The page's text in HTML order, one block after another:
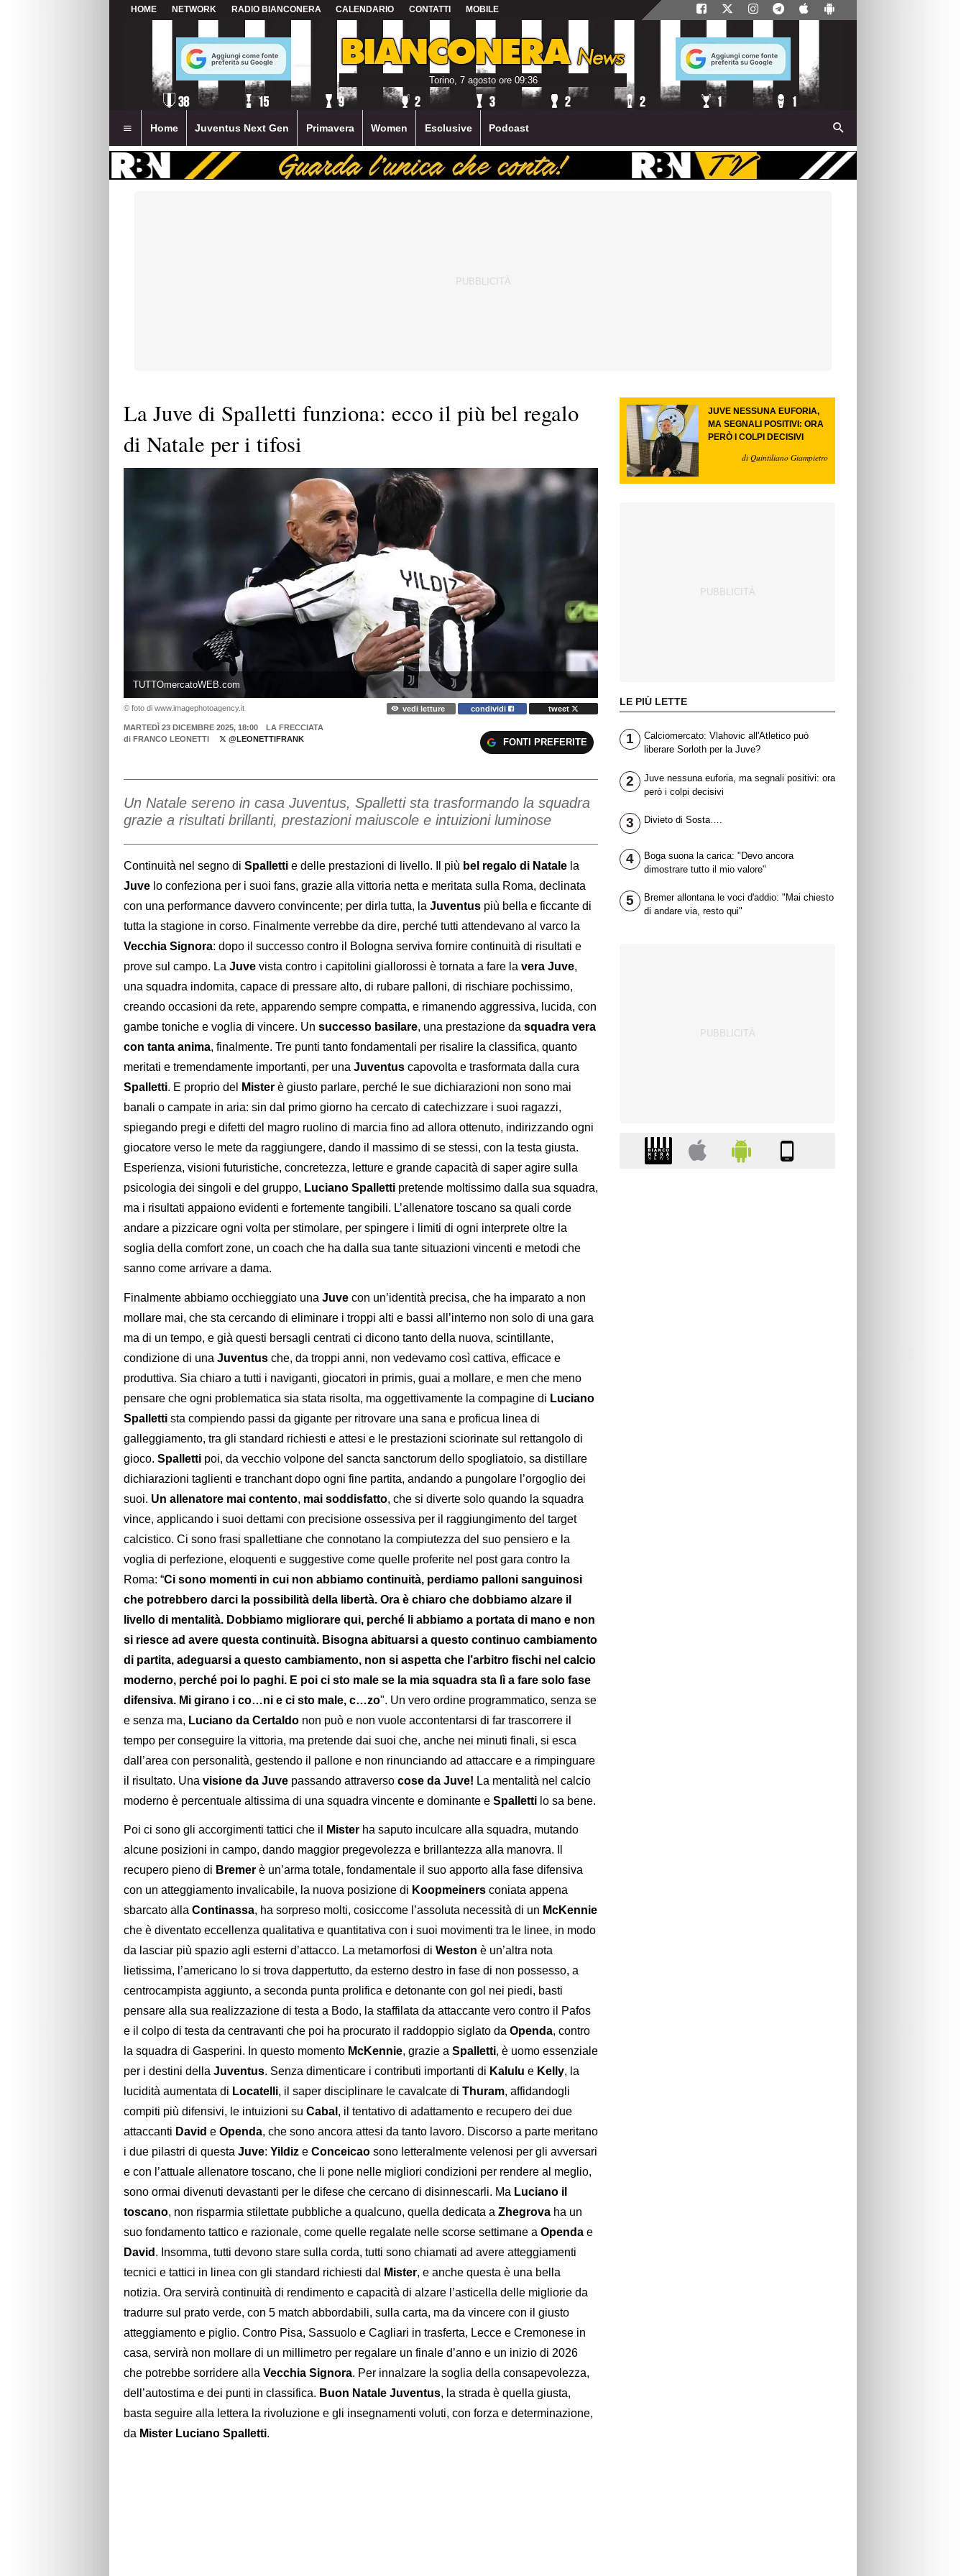
HOME NETWORK RADIO BIANCONERA CALENDARIO CONTATTI MOBILE
Torino, 7 agosto ore 09:36
Home Juventus Next Gen Primavera Women Esclusive Podcast
La Juve di Spalletti funziona: ecco il più bel regalo
di Natale per i tifosi
TUTTOmercatoWEB.com
© foto di www.imagephotoagency.it vedi letture condividi tweet
MARTEDÌ 23 DICEMBRE 2025, 18:00
LA FRECCIATA
di FRANCO LEONETTI @LEONETTIFRANK FONTI PREFERITE
Un Natale sereno in casa Juventus, Spalletti sta trasformando la squadra
grazie a risultati brillanti, prestazioni maiuscole e intuizioni luminose
Continuità nel segno di Spalletti e delle prestazioni di livello. Il più bel regalo di Natale la
Juve lo confeziona per i suoi fans, grazie alla vittoria netta e meritata sulla Roma, declinata
con una performance davvero convincente; per dirla tutta, la Juventus più bella e ficcante di
tutta la stagione in corso. Finalmente verrebbe da dire, perché tutti attendevano al varco la
Vecchia Signora: dopo il successo contro il Bologna serviva fornire continuità di risultati e
prove sul campo. La Juve vista contro i capitolini giallorossi è tornata a fare la vera Juve,
una squadra indomita, capace di pressare alto, di rubare palloni, di rischiare pochissimo,
creando occasioni da rete, apparendo sempre compatta, e rimanendo aggressiva, lucida, con
gambe toniche e voglia di vincere. Un successo basilare, una prestazione da squadra vera
con tanta anima, finalmente. Tre punti tanto fondamentali per risalire la classifica, quanto
meritati e tremendamente importanti, per una Juventus capovolta e trasformata dalla cura
Spalletti. E proprio del Mister è giusto parlare, perché le sue dichiarazioni non sono mai
banali o campate in aria: sin dal primo giorno ha cercato di catechizzare i suoi ragazzi,
spiegando pregi e difetti del magro ruolino di marcia fino ad allora ottenuto, indirizzando ogni
giocatore verso le mete da raggiungere, dando il massimo di se stessi, con la testa giusta.
Esperienza, visioni futuristiche, concretezza, letture e grande capacità di saper agire sulla
psicologia dei singoli e del gruppo, Luciano Spalletti pretende moltissimo dalla sua squadra,
ma i risultati appaiono evidenti e fortemente tangibili. L’allenatore toscano sa quali corde
andare a pizzicare ogni volta per stimolare, per spingere i limiti di ogni interprete oltre la
soglia della comfort zone, un coach che ha dalla sua tante situazioni vincenti e metodi che
sanno come arrivare a dama.
Finalmente abbiamo occhieggiato una Juve con un’identità precisa, che ha imparato a non
mollare mai, che sta cercando di eliminare i troppi alti e bassi all’interno non solo di una gara
ma di un tempo, e già questi bersagli centrati ci dicono tanto della nuova, scintillante,
condizione di una Juventus che, da troppi anni, non vedevamo così cattiva, efficace e
produttiva. Sia chiaro a tutti i naviganti, giocatori in primis, guai a mollare, e men che meno
pensare che ogni problematica sia stata risolta, ma oggettivamente la compagine di Luciano
Spalletti sta compiendo passi da gigante per ritrovare una sana e proficua linea di
galleggiamento, tra gli standard richiesti e attesi e le prestazioni sciorinate sul rettangolo di
gioco. Spalletti poi, da vecchio volpone del sancta sanctorum dello spogliatoio, sa distillare
dichiarazioni taglienti e tranchant dopo ogni fine partita, andando a pungolare l’orgoglio dei
suoi. Un allenatore mai contento, mai soddisfatto, che si diverte solo quando la squadra
vince, applicando i suoi dettami con precisione ossessiva per il raggiungimento del target
calcistico. Ci sono frasi spallettiane che connotano la compiutezza del suo pensiero e la
voglia di perfezione, eloquenti e suggestive come quelle proferite nel post gara contro la
Roma: “Ci sono momenti in cui non abbiamo continuità, perdiamo palloni sanguinosi
che potrebbero darci la possibilità della libertà. Ora è chiaro che dobbiamo alzare il
livello di mentalità. Dobbiamo migliorare qui, perché li abbiamo a portata di mano e non
si riesce ad avere questa continuità. Bisogna abituarsi a questo continuo cambiamento
di partita, adeguarsi a questo cambiamento, non si aspetta che l’arbitro fischi nel calcio
moderno, perché poi lo paghi. E poi ci sto male se la mia squadra sta lì a fare solo fase
difensiva. Mi girano i co…ni e ci sto male, c…zo". Un vero ordine programmatico, senza se
e senza ma, Luciano da Certaldo non può e non vuole accontentarsi di far trascorrere il
tempo per conseguire la vittoria, ma pretende dai suoi che, anche nei minuti finali, si esca
dall’area con personalità, gestendo il pallone e non rinunciando ad attaccare e a rimpinguare
il risultato. Una visione da Juve passando attraverso cose da Juve! La mentalità nel calcio
moderno è percentuale altissima di una squadra vincente e dominante e Spalletti lo sa bene.
Poi ci sono gli accorgimenti tattici che il Mister ha saputo inculcare alla squadra, mutando
alcune posizioni in campo, dando maggior pregevolezza e brillantezza alla manovra. Il
recupero pieno di Bremer è un’arma totale, fondamentale il suo apporto alla fase difensiva
con un atteggiamento invalicabile, la nuova posizione di Koopmeiners coniata appena
sbarcato alla Continassa, ha sorpreso molti, cosiccome l’assoluta necessità di un McKennie
che è diventato eccellenza qualitativa e quantitativa con i suoi movimenti tra le linee, in modo
da lasciar più spazio agli esterni d’attacco. La metamorfosi di Weston è un’altra nota
lietissima, l’americano lo si trova dappertutto, da esterno destro in fase di non possesso, a
centrocampista aggiunto, a seconda punta prolifica e detonante con gol nei piedi, basti
pensare alla sua realizzazione di testa a Bodo, la staffilata da attaccante vero contro il Pafos
e il colpo di testa da centravanti che poi ha procurato il raddoppio siglato da Openda, contro
la squadra di Gasperini. In questo momento McKennie, grazie a Spalletti, è uomo essenziale
per i destini della Juventus. Senza dimenticare i contributi importanti di Kalulu e Kelly, la
lucidità aumentata di Locatelli, il saper disciplinare le cavalcate di Thuram, affidandogli
compiti più difensivi, le intuizioni su Cabal , il tentativo di adattamento e recupero dei due
attaccanti David e Openda, che sono ancora attesi da tanto lavoro. Discorso a parte meritano
i due pilastri di questa Juve: Yildiz e Conceicao sono letteralmente velenosi per gli avversari
e con l’attuale allenatore toscano, che li pone nelle migliori condizioni per rendere al meglio,
sono ormai divenuti devastanti per le difese che cercano di disinnescarli. Ma Luciano il
toscano, non risparmia stilettate pubbliche a qualcuno, quella dedicata a Zhegrova ha un
suo fondamento tattico e razionale, come quelle regalate nelle scorse settimane a Openda e
David . Insomma, tutti devono stare sulla corda, tutti sono chiamati ad avere atteggiamenti
tecnici e tattici in linea con gli standard richiesti dal
Mister, e anche questa è una bella
notizia. Ora servirà continuità di rendimento e capacità di alzare l’asticella delle migliorie da
tradurre sul prato verde, con 5 match abbordabili, sulla carta, ma da vincere con il giusto
atteggiamento e piglio. Contro Pisa, Sassuolo e Cagliari in trasferta, Lecce e Cremonese in
casa, servirà non mollare di un millimetro per regalare un finale d’anno e un inizio di 2026
che potrebbe sorridere alla Vecchia Signora. Per innalzare la soglia della consapevolezza,
dell’autostima e dei punti in classifica. Buon Natale Juventus, la strada è quella giusta,
basta seguire alla lettera la rivoluzione e gli insegnamenti voluti, con forza e determinazione,
da Mister Luciano Spalletti.
JUVE NESSUNA EUFORIA,
MA SEGNALI POSITIVI: ORA
PERÒ I COLPI DECISIVI
di Quintiliano Giampietro
LE PIÙ LETTE
1
Calciomercato: Vlahovic all'Atletico può
liberare Sorloth per la Juve?
2
Juve nessuna euforia, ma segnali positivi: ora
però i colpi decisivi
3 Divieto di Sosta….
4
Boga suona la carica: "Devo ancora
dimostrare tutto il mio valore"
5
Bremer allontana le voci d'addio: "Mai chiesto
di andare via, resto qui"